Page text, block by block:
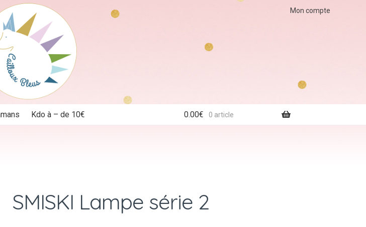
Mon compte
Kdo à – de 10€ 0.00€ 0 article
SMISKI Lampe série 2